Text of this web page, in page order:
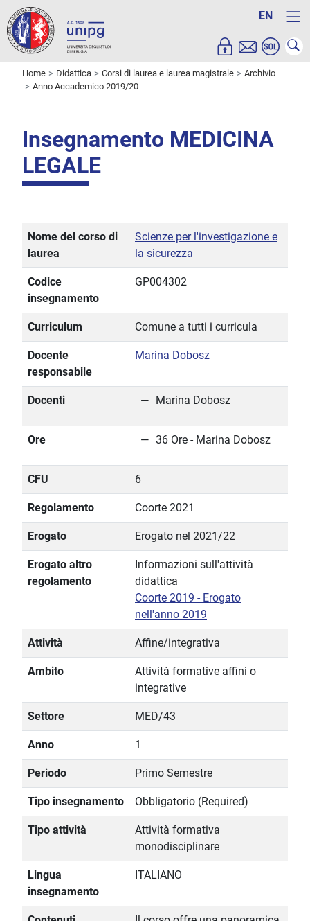
EN
Home Didattica Corsi di laurea e laurea magistrale
Archivio
Anno Accademico 2019/20
Insegnamento MEDICINA
LEGALE
Nome del corso di
laurea
Scienze per l'investigazione e
la sicurezza
Codice
insegnamento
GP004302
Curriculum Comune a tutti i curricula
Docente
responsabile
Marina Dobosz
Docenti Marina Dobosz
Ore 36 Ore - Marina Dobosz
CFU 6
Regolamento Coorte 2021
Erogato Erogato nel 2021/22
Erogato altro
regolamento
Informazioni sull'attività
didattica
Coorte 2019 - Erogato
nell'anno 2019
Attività Affine/integrativa
Ambito
Attività formative affini o
integrative
Settore MED/43
Anno 1
Periodo Primo Semestre
Tipo insegnamento Obbligatorio (Required)
Tipo attività
Attività formativa
monodisciplinare
Lingua
insegnamento
ITALIANO